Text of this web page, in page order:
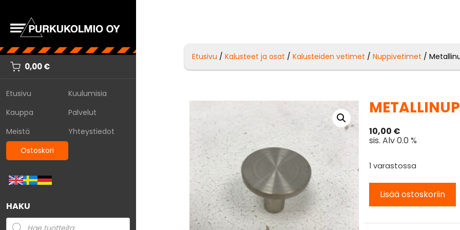
0,00€
Etusivu
Kuulumisia
Kauppa
Palvelut
Meistä
Yhteystiedot
Ostoskori
HAKU
Etusivu /Kalusteet ja osat /Kalusteiden vetimet /Nuppivetimet /
10,00 €
sis. Alv 0.0 %
1 varastossa
Lisää ostoskoriin